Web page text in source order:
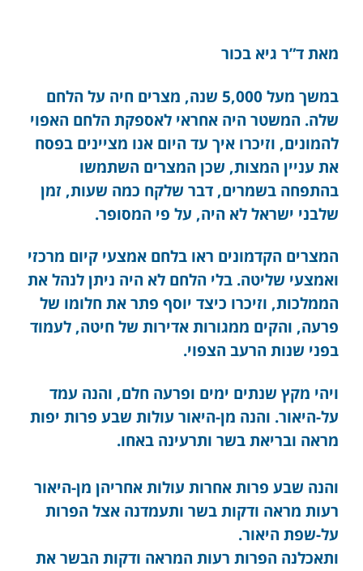
מאת ד”ר גיא בכור
במשך מעל 5,000 שנה, מצרים חיה על הלחם
שלה. המשטר היה אחראי לאספקת הלחם האפוי
להמונים, וזיכרו איך עד היום אנו מציינים בפסח
את עניין המצות, שכן המצרים השתמשו
בהתפחה בשמרים, דבר שלקח כמה שעות, זמן
שלבני ישראל לא היה, על פי המסופר.
המצרים הקדמונים ראו בלחם אמצעי קיום מרכזי
ואמצעי שליטה. בלי הלחם לא היה ניתן לנהל את
הממלכות, וזיכרו כיצד יוסף פתר את חלומו של
פרעה, והקים ממגורות אדירות של חיטה, לעמוד
בפני שנות הרעב הצפוי.
ויהי מקץ שנתים ימים ופרעה חלם, והנה עמד
על-היאור. והנה מן-היאור עולות שבע פרות יפות
מראה ובריאת בשר ותרעינה באחו.
והנה שבע פרות אחרות עולות אחריהן מן-היאור
רעות מראה ודקות בשר ותעמדנה אצל הפרות
על-שפת היאור.
ותאכלנה הפרות רעות המראה ודקות הבשר את